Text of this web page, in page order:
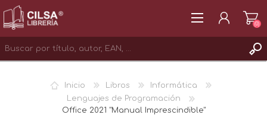
INICIAR SESIÓN
(0)
Inicio Libros
Informática
Lenguajes de Programación
Office 2021 "Manual Imprescindible"